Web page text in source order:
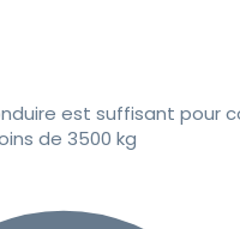
est suffisant pour
de 3500 kg